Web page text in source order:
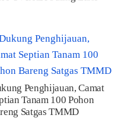
Penghijauan, Camat
Tanam 100 Pohon
Satgas TMMD